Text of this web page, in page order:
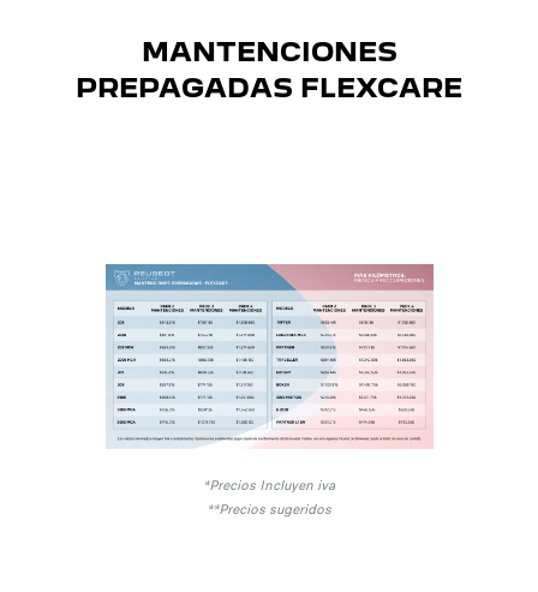
MANTENCIONES
PREPAGADAS FLEXCARE
*Precios Incluyen iva
**Precios sugeridos